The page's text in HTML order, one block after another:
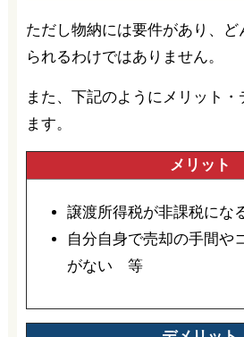
ただし物納には要件があり、ど
られるわけではありません。
また、下記のようにメリット・
ます。
メリット
譲渡所得税が非課税にな
自分自身で売却の手間や
がない 等